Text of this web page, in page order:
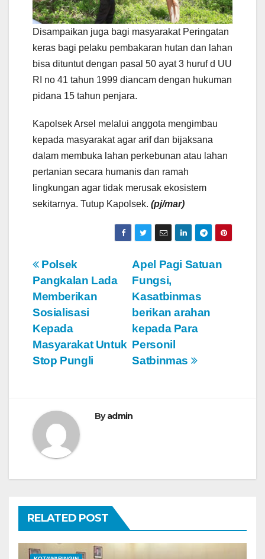
Disampaikan juga bagi masyarakat Peringatan
keras bagi pelaku pembakaran hutan dan lahan
bisa dituntut dengan pasal 50 ayat 3 huruf d UU
RI no 41 tahun 1999 diancam dengan hukuman
pidana 15 tahun penjara.
Kapolsek Arsel melalui anggota mengimbau
kepada masyarakat agar arif dan bijaksana
dalam membuka lahan perkebunan atau lahan
pertanian secara humanis dan ramah
lingkungan agar tidak merusak ekosistem
sekitarnya. Tutup Kapolsek. (pj/mar)
N
a
v
i
g
s
i
p
s
Apel Pagi Satuan
Fungsi,
Kasatbinmas
berikan arahan
kepada Para
Personil
Satbinmas
Polsek
Pangkalan Lada
Memberikan
Sosialisasi
Kepada
Masyarakat Untuk
Stop Pungli
Byadmin
RELATED POST